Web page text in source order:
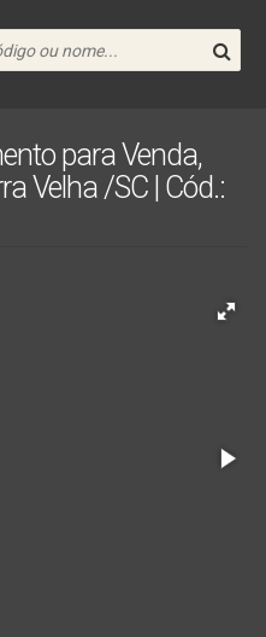
para Venda,
Velha /SC | Cód.: